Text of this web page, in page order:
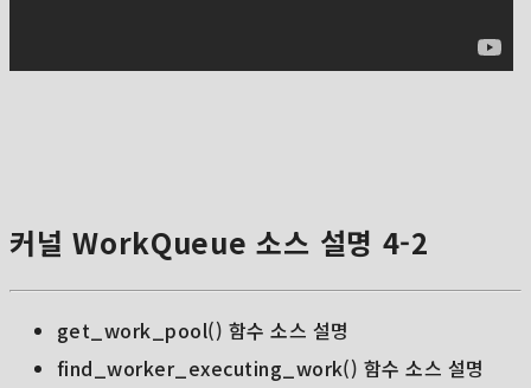
커널 WorkQueue 소스 설명 4-2
get_work_pool() 함수 소스 설명
find_worker_executing_work() 함수 소스 설명